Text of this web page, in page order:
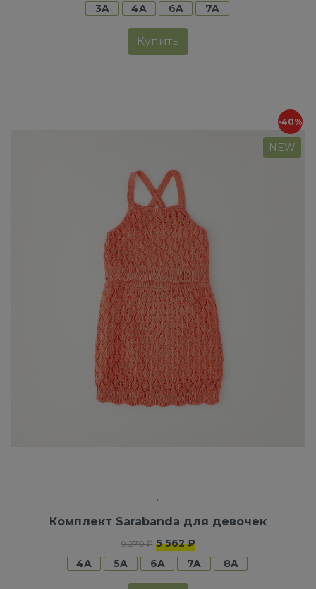
3A
4A 6A 7A
Купить
-40%
NEW
Комплект Sarabanda для девочек
9 270 ₽ 5 562 ₽
4A
5A 6A 7A 8A